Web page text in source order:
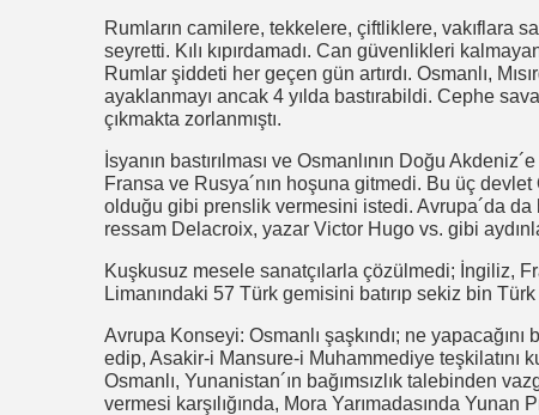
Rumların camilere, tekkelere, çiftliklere, vakıflara
seyretti. Kılı kıpırdamadı. Can güvenlikleri
Rumlar şiddeti her geçen gün artırdı. Osmanlı,
ayaklanmayı ancak 4 yılda bastırabildi. Cephe
çıkmakta zorlanmıştı.
İsyanın bastırılması ve Osmanlının Doğu
Fransa ve Rusya´nın hoşuna gitmedi. Bu üç
olduğu gibi prenslik vermesini istedi. Avrupa´da da
ressam Delacroix, yazar Victor Hugo vs. gibi
Kuşkusuz mesele sanatçılarla çözülmedi; İngiliz,
Limanındaki 57 Türk gemisini batırıp sekiz bin
Avrupa Konseyi: Osmanlı şaşkındı; ne
edip, Asakir-i Mansure-i Muhammediye teşkilatını
Osmanlı, Yunanistan´ın bağımsızlık talebinden
vermesi karşılığında, Mora Yarımadasında Yunan